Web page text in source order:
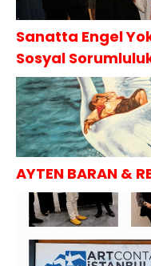
Sanatta Engel
Sosyal
AYTEN BARAN &